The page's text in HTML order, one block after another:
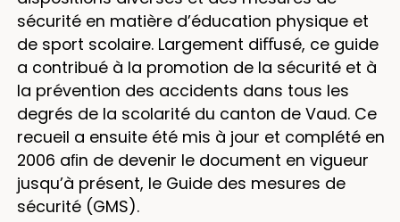
sécurité en matière d’éducation physique et
de sport scolaire. Largement diﬀusé, ce guide
a contribué à la promotion de la sécurité et à
la prévention des accidents dans tous les
degrés de la scolarité du canton de Vaud. Ce
recueil a ensuite été mis à jour et complété en
2006 aﬁn de devenir le document en vigueur
jusqu’à présent, le Guide des mesures de
sécurité (GMS).